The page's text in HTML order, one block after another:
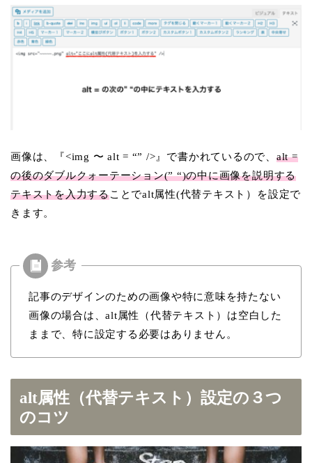
画像は、『<img 〜 alt = “” />』で書かれているので、 alt =
の後のダブルクォーテーション(” “)の中に画像を説明する
テキストを入力することでalt属性(代替テキスト）を設定で
きます。
記事のデザインのための画像や特に意味を持たない
画像の場合は、alt属性（代替テキスト）は空白した
ままで、特に設定する必要はありません。
alt属性（代替テキスト）設定の３つ
のコツ